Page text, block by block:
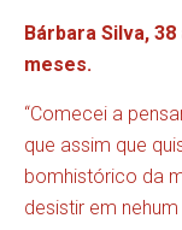
Bárbara Silva,
meses.
“Comecei a
que assim que
bomhistórico da
desistir em